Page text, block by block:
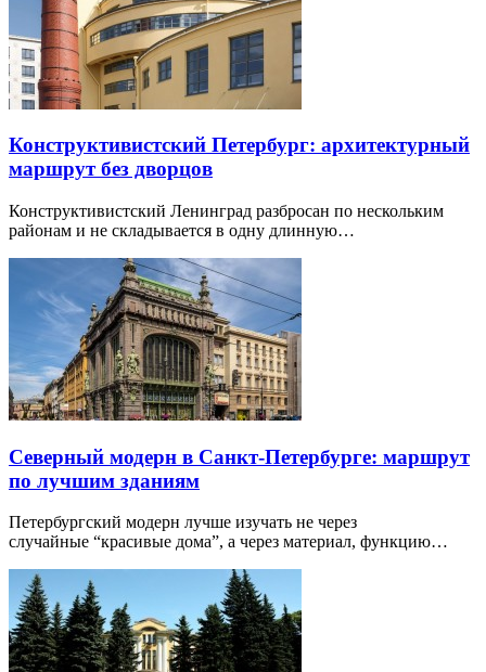
Конструктивистский Петербург: архитектурный
маршрут без дворцов
Конструктивистский Ленинград разбросан по нескольким
районам и не складывается в одну длинную…
Северный модерн в Санкт-Петербурге: маршрут
по лучшим зданиям
Петербургский модерн лучше изучать не через
случайные “красивые дома”, а через материал, функцию…